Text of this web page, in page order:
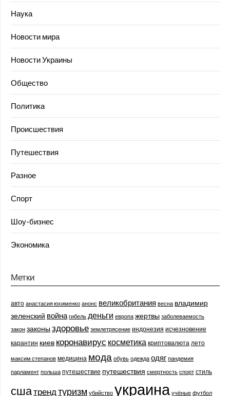
Наука
Новости мира
Новости Украины
Общество
Политика
Происшествия
Путешествия
Разное
Спорт
Шоу-бизнес
Экономика
Метки
авто анастасия юхименко анонс великобритания весна владимир
зеленский война гибель деньги европа жертвы заболеваемость
закон законыздоровье землетрясение индонезия исчезновение
карантин киев коронавирус косметика криптовалюта лето
максим степанов медицина мода обувь одежда одяг пандемия
парламент польша путешествие путешествия смертность спорт стиль
сшатрендтуризм убийство украина учёные футбол